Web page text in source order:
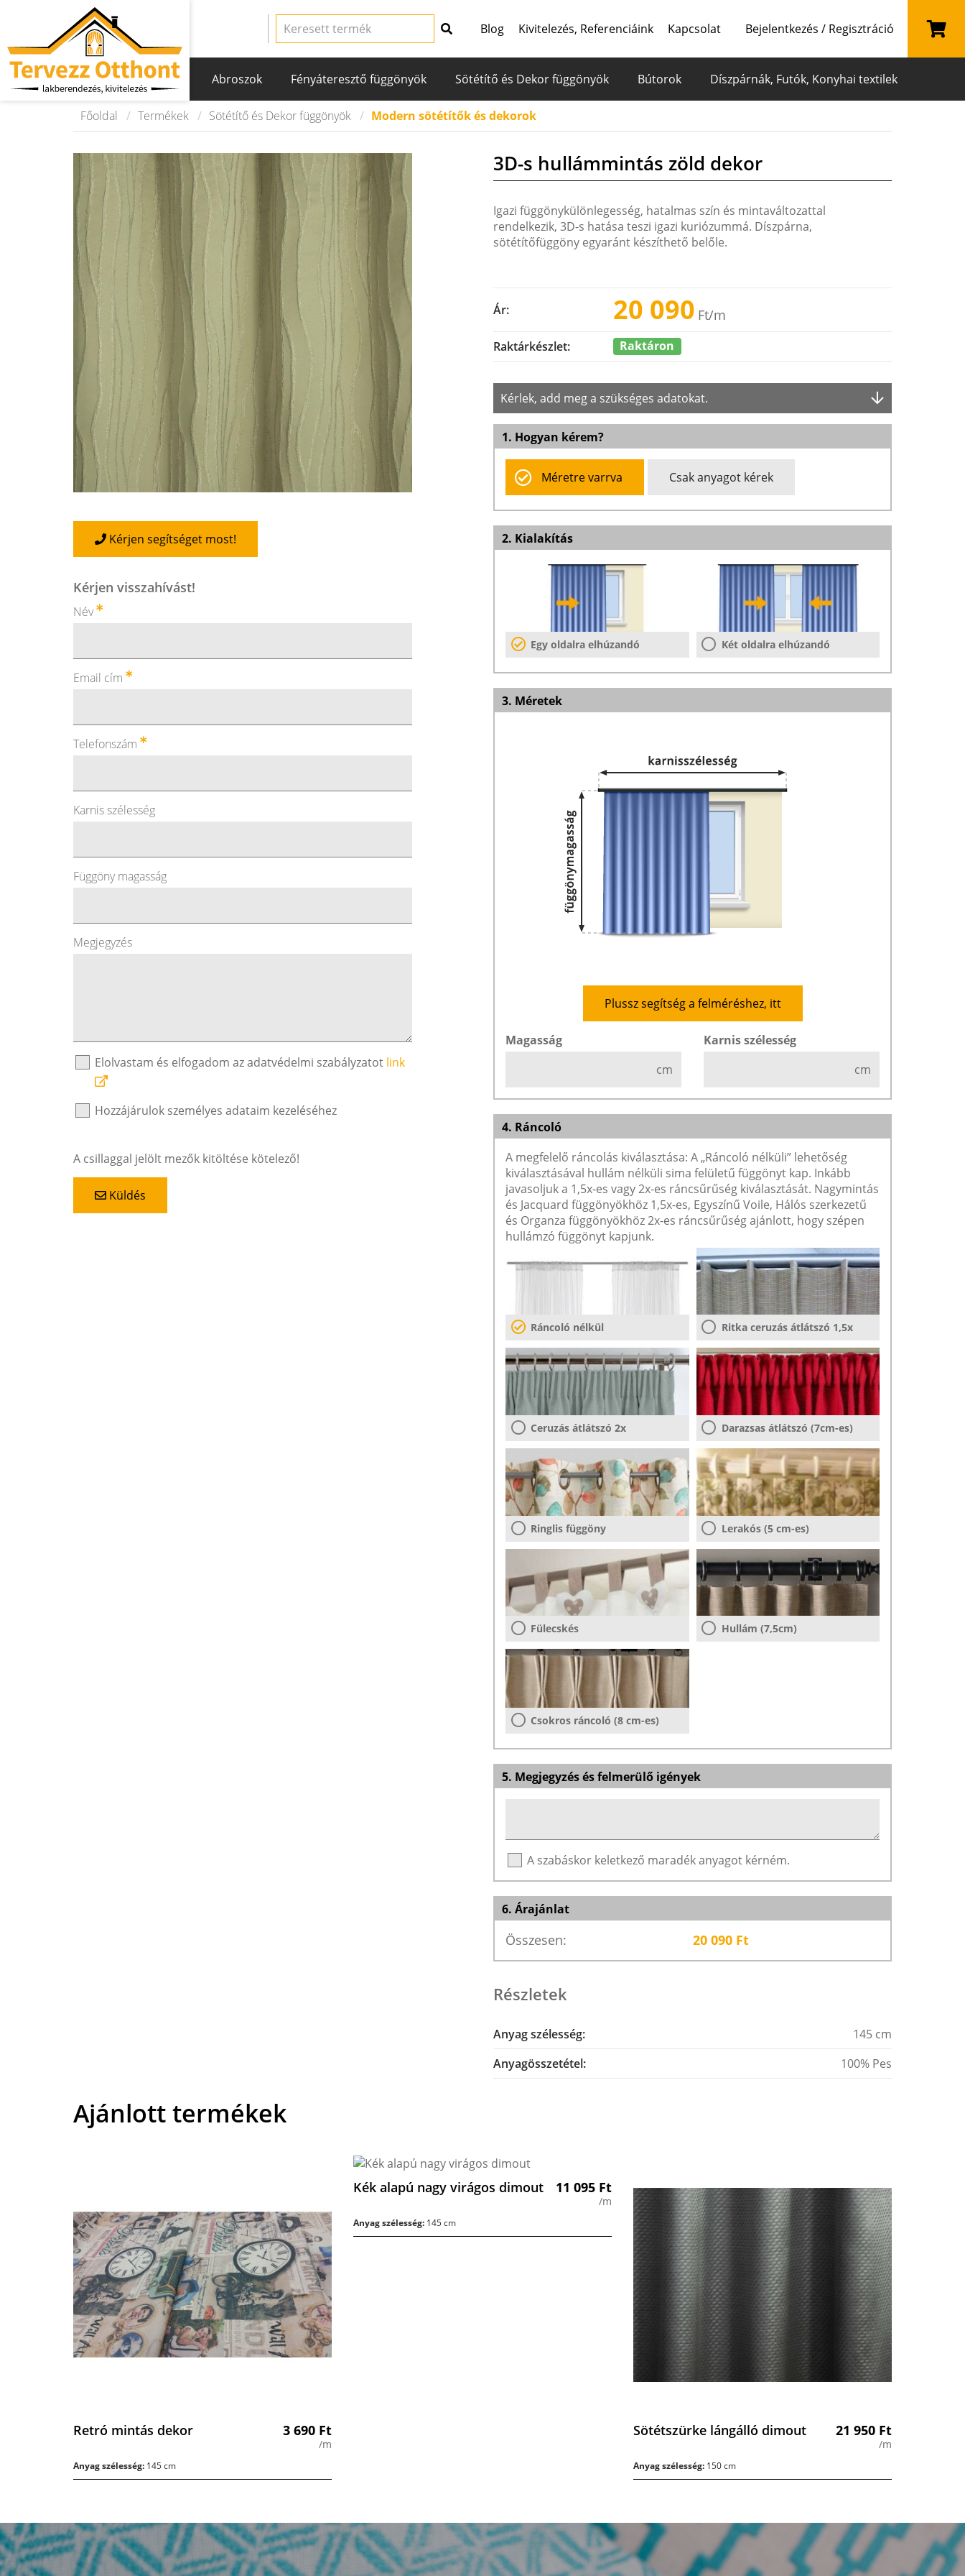
Blog Kivitelezés, Referenciáink Kapcsolat Bejelentkezés / Regisztráció
Abroszok Fényáteresztő függönyök Sötétítő és Dekor függönyök Bútorok Díszpárnák, Futók, Konyhai textilek
Főoldal Termékek Sötétítő és Dekor függönyök Modern sötétítők és dekorok
Kérjen segítséget most!
Kérjen visszahívást!
Név
Email cím
Telefonszám
Karnis szélesség
Függöny magasság
Megjegyzés
Elolvastam és elfogadom az adatvédelmi szabályzatot link
Hozzájárulok személyes adataim kezeléséhez
A csillaggal jelölt mezők kitöltése kötelező!
Küldés
3D-s hullámmintás zöld dekor
Igazi függönykülönlegesség, hatalmas szín és mintaváltozattal
rendelkezik, 3D-s hatása teszi igazi kuriózummá. Díszpárna,
sötétítőfüggöny egyaránt készíthető belőle.
Ár: 20 090 Ft/m
Raktárkészlet: Raktáron
Kérlek, add meg a szükséges adatokat.
1. Hogyan kérem?
Méretre varrva Csak anyagot kérek
2. Kialakítás
Egy oldalra elhúzandó Két oldalra elhúzandó
3. Méretek
Plussz segítség a felméréshez, itt
Magasság
cm
Karnis szélesség
cm
4. Ráncoló
A megfelelő ráncolás kiválasztása: A „Ráncoló nélküli” lehetőség
kiválasztásával hullám nélküli sima felületű függönyt kap. Inkább
javasoljuk a 1,5x-es vagy 2x-es ráncsűrűség kiválasztását. Nagymintás
és Jacquard függönyökhöz 1,5x-es, Egyszínű Voile, Hálós szerkezetű
és Organza függönyökhöz 2x-es ráncsűrűség ajánlott, hogy szépen
hullámzó függönyt kapjunk.
Ráncoló nélkül Ritka ceruzás átlátszó 1,5x
Ceruzás átlátszó 2x Darazsas átlátszó (7cm-es)
Ringlis függöny Lerakós (5 cm-es)
Fülecskés Hullám (7,5cm)
Csokros ráncoló (8 cm-es)
5. Megjegyzés és felmerülő igények
A szabáskor keletkező maradék anyagot kérném.
6. Árajánlat
Összesen: 20 090Ft
Részletek
Anyag szélesség:
145 cm
Anyagösszetétel:
100% Pes
Ajánlott termékek
Retró mintás dekor 3 690 Ft
/m
Anyag szélesség: 145 cm
Kék alapú nagy virágos dimout 11 095 Ft
/m
Anyag szélesség: 145 cm
Sötétszürke lángálló dimout 21 950 Ft
/m
Anyag szélesség: 150 cm